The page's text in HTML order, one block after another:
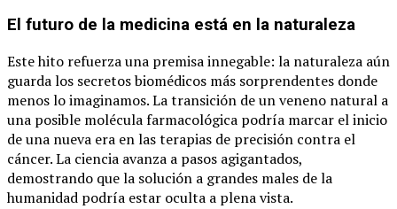
El futuro de la medicina está en la naturaleza
Este hito refuerza una premisa innegable: la naturaleza aún
guarda los secretos biomédicos más sorprendentes donde
menos lo imaginamos. La transición de un veneno natural a
una posible molécula farmacológica podría marcar el inicio
de una nueva era en las terapias de precisión contra el
cáncer. La ciencia avanza a pasos agigantados,
demostrando que la solución a grandes males de la
humanidad podría estar oculta a plena vista.